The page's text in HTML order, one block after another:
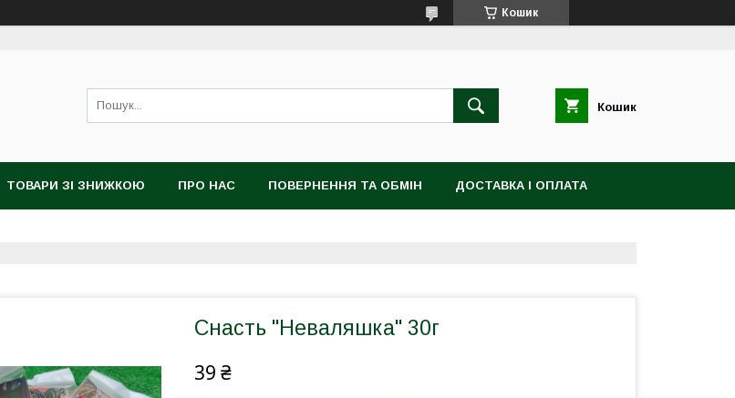
Кошик
Кошик
ТОВАРИ ЗІ ЗНИЖКОЮ ПРО НАС ПОВЕРНЕННЯ ТА ОБМІН ДОСТАВКА І ОПЛАТА
Снасть "Неваляшка" 30г
39 ₴